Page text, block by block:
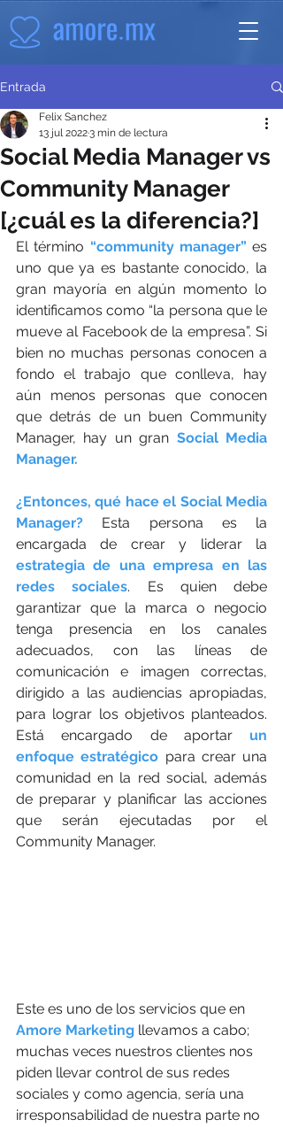
Entrada
Social Media Manager vs
Community Manager
[¿cuál es la diferencia?]
Felix Sanchez
13 jul 20223 min de lectura
El término “community manager” es
uno que ya es bastante conocido, la
gran mayoría en algún momento lo
identificamos como “la persona que le
mueve al Facebook de la empresa”. Si
bien no muchas personas conocen a
fondo el trabajo que conlleva, hay
aún menos personas que conocen
que detrás de un buen Community
Manager, hay un gran Social Media
Manager.
¿Entonces, qué hace el Social Media
Manager? Esta persona es la
estrategia de una empresa en las
redes sociales. Es quien debe
garantizar que la marca o negocio
tenga presencia en los canales
adecuados, con las líneas de
comunicación e imagen correctas,
dirigido a las audiencias apropiadas,
para lograr los objetivos planteados.
Está encargado de aportar un
enfoque estratégico para crear una
comunidad en la red social, además
de preparar y planificar las acciones
que serán ejecutadas por el
Community Manager.
Este es uno de los servicios que en
Amore Marketing llevamos a cabo;
muchas veces nuestros clientes nos
piden llevar control de sus redes
sociales y como agencia, sería una
irresponsabilidad de nuestra parte no